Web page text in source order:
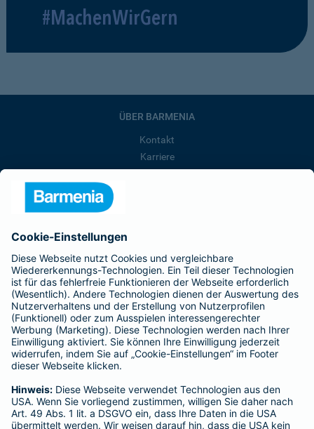
#MachenWirGern
ÜBER BARMENIA
Kontakt
Karriere
Barmenia ist Teil der BarmeniaGothaer
BELIEBTE SEITEN
Kranken-Zusatzversicherung
Tierversicherungen
Haftpflichtversicherung
Hausratversicherung
Adresse ändern
Schaden melden